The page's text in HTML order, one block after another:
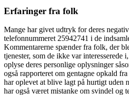
Erfaringer fra folk
Mange har givet udtryk for deres
telefonnummeret 25942741 i de
Kommentarerne spænder fra folk, der
tjenester, som de ikke var interesserede
oplyse deres personlige oplysninger
også rapporteret om gentagne opkald
har oplevet at blive lagt på hurtigt uden
har også været mistanke om svindel og